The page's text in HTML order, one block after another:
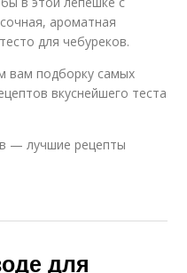
ароматная
для чебуреков.
вам подборку самых
вкуснейшего теста
— лучшие рецепты
для